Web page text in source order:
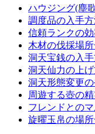
ハウジング(塵
調度品の入手
信頼ランクの
木材の伐採場
洞天宝銭の入
洞天仙力の上
洞天形態変更
周遊する壺の
フレンドとの
旋曜玉帛の場